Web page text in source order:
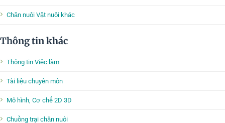
Chăn nuôi Vật nuôi khác
Thông tin khác
Thông tin Việc làm
Tài liệu chuyên môn
Mô hình, Cơ chế 2D 3D
Chuồng trại chăn nuôi